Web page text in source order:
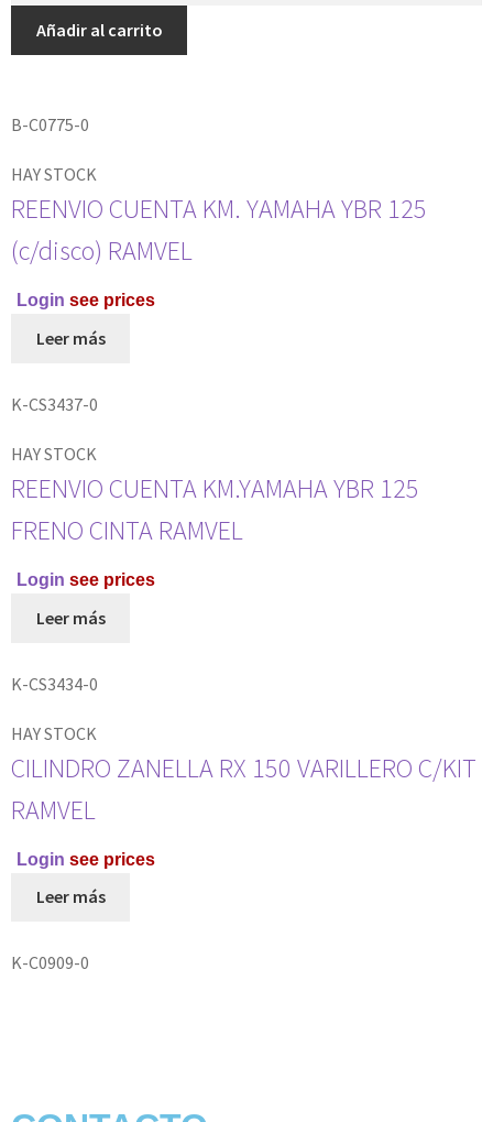
B-C0775-0
Añadir al carrito
K-CS3437-0
HAY STOCK
REENVIO CUENTA KM. YAMAHA YBR 125
(c/disco) RAMVEL
Login see prices
Leer más
K-CS3434-0
HAY STOCK
REENVIO CUENTA KM.YAMAHA YBR 125
FRENO CINTA RAMVEL
Login see prices
Leer más
K-C0909-0
HAY STOCK
CILINDRO ZANELLA RX 150 VARILLERO C/KIT
RAMVEL
Login see prices
Leer más